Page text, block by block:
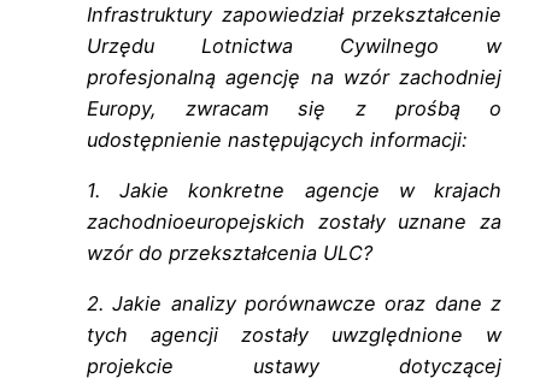
Infrastruktury zapowiedział przekształcenie
Urzędu Lotnictwa Cywilnego w
profesjonalną agencję na wzór zachodniej
Europy, zwracam się z prośbą o
udostępnienie następujących informacji:
1. Jakie konkretne agencje w krajach
zachodnioeuropejskich zostały uznane za
wzór do przekształcenia ULC?
2. Jakie analizy porównawcze oraz dane z
tych agencji zostały uwzględnione w
projekcie ustawy dotyczącej